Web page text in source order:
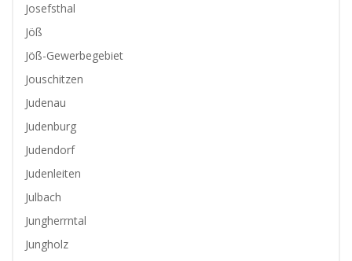
Josefsthal
Jöß
Jöß-Gewerbegebiet
Jouschitzen
Judenau
Judenburg
Judendorf
Judenleiten
Julbach
Jungherrntal
Jungholz